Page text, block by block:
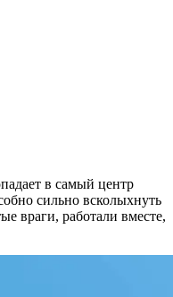
в самый центр
сильно всколыхнуть
враги, работали вместе,